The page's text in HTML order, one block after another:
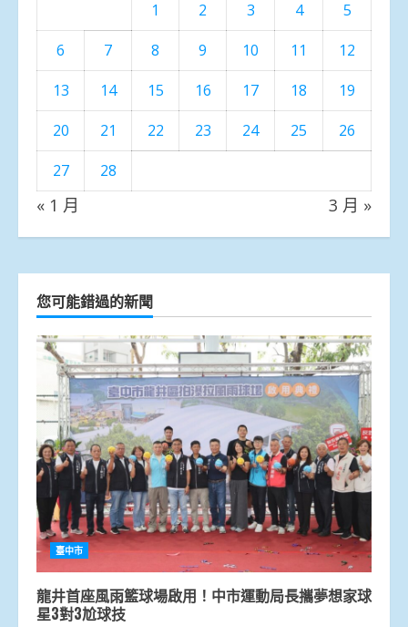
1 2 3 4
5
6
7 8 9 10 11
12
13
14 15 16 17 18
19
20
21 22 23 24 25
26
27
28
« 1 月 3 月 »
您可能錯過的新聞
臺中市
龍井首座風雨籃球場啟用！中市運動局長攜夢想家球
星3對3尬球技